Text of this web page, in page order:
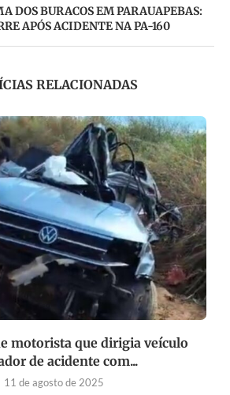
DOS BURACOS EM PARAUAPEBAS:
APÓS ACIDENTE NA PA-160
RELACIONADAS
motorista que dirigia veículo
de acidente com...
11 de agosto de 2025